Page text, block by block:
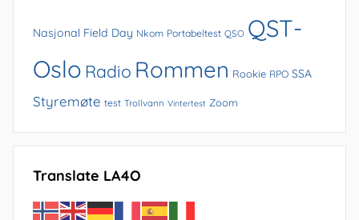
Nasjonal Field Day Nkom Portabeltest QSO QST-
Oslo Radio Rommen Rookie RPO SSA
Styremøte test Trollvann Vintertest Zoom
Translate LA4O